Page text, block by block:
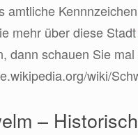
amtliche
mehr über diese Stadt
dann schauen Sie mal
wiki/
–